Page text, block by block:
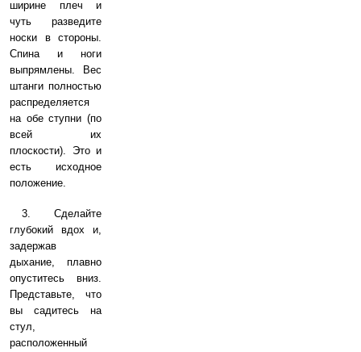
ширине плеч и
чуть разведите
носки в стороны.
Спина и ноги
выпрямлены. Вес
штанги полностью
распределяется
на обе ступни (по
всей их
плоскости). Это и
есть исходное
положение.
3. Сделайте
глубокий вдох и,
задержав
дыхание, плавно
опуститесь вниз.
Представьте, что
вы садитесь на
стул,
расположенный